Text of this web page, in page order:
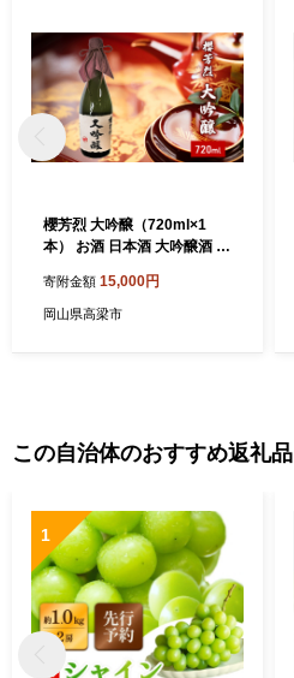
櫻芳烈 大吟醸（720ml×1
本） お酒 日本酒 大吟醸酒 ア
寄附金額 15,000円
岡山県高梁市
この自治体のおすすめ返礼品
1